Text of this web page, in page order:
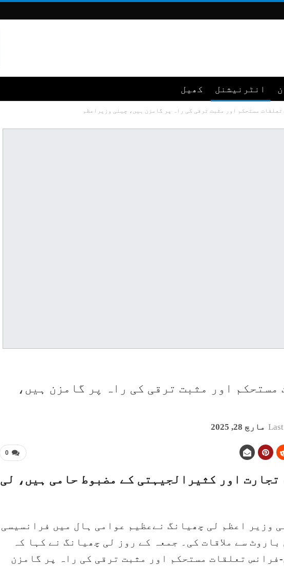
انٹرنیشنل کھیل
تعلقات مستحکم اور مثبت ترقی کی راہ پر گامزن ہیں، چینی وزیراعظم
مستحکم اور مثبت ترقی کی راہ پر گامزن ہیں،
مارچ 28, 2025
0
تجارت اور کثیرالجیہتی کے مضبوط حامی ہیں، لی
وزیر اعظم لی چھیانگ نےعظیم عوامی ہال میں فرانسیسی
سے ملاقات کی۔ جمعہ کے روز لی چھیانگ نے کہا کہ
فرانس تعلقات مستحکم اور مثبت ترقی کی راہ پر گامزن